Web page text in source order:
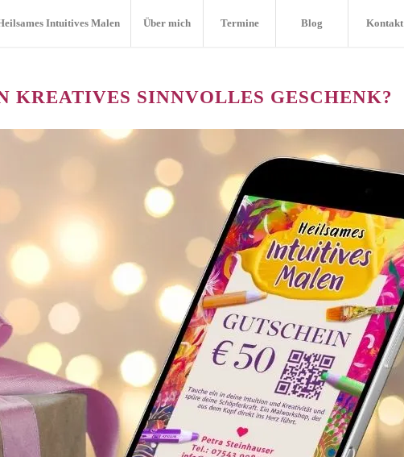
Intuitives Malen Über mich Termine Blog Kontakt
KREATIVES SINNVOLLES GESCHENK?